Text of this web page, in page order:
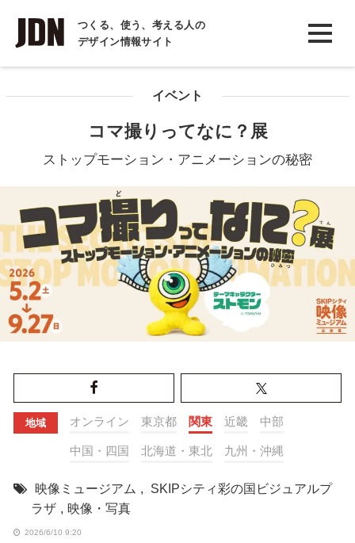
つくる、使う、考える人の
デザイン情報サイト
INTERVIEW
インタビュー
COLUMN
イベント
コマ撮りってなに？展
ストップモーション・アニメーションの秘密
地域 オンライン 東京都 関東 近畿 中部
中国・四国 北海道・東北 九州・沖縄
映像ミュージアム ,
SKIPシティ彩の国ビジュアルプ
ラザ , 映像・写真
2026/6/10 9:20